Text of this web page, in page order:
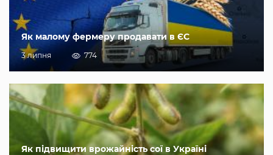
Як малому фермеру продавати в ЄС
3 липня 774
Як підвищити врожайність сої в Україні